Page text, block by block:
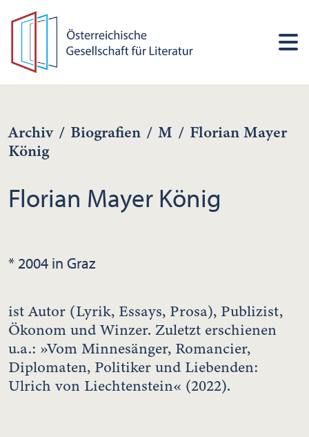
Archiv / Biografien / M / Florian Mayer
König
Florian Mayer König
* 2004 in Graz
ist Autor (Lyrik, Essays, Prosa), Publizist,
Ökonom und Winzer. Zuletzt erschienen
u.a.: »Vom Minnesänger, Romancier,
Diplomaten, Politiker und Liebenden:
Ulrich von Liechtenstein« (2022).